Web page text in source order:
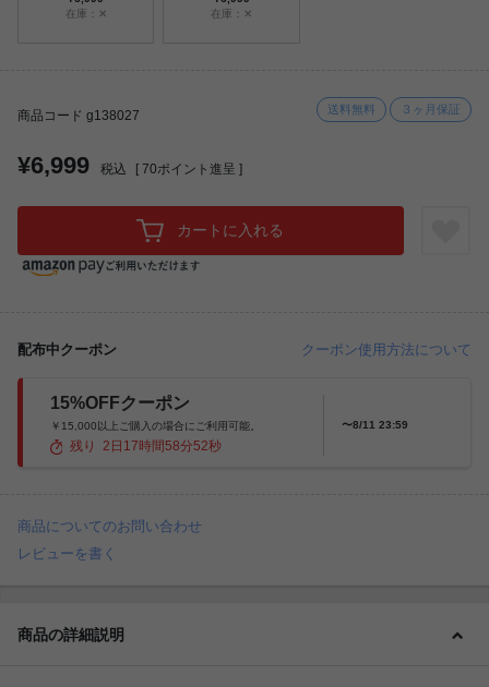
在庫：✕
在庫：✕
商品コード g138027 送料無料 ３ヶ月保証
¥6,999 税込 [ 70ポイント進呈 ]
カートに入れる
配布中クーポン クーポン使用方法について
15%OFFクーポン
￥15,000以上ご購入の場合にご利用可能。
残り 2 日 17 時間58分50秒
〜8/11 23:59
商品についてのお問い合わせ
レビューを書く
商品の詳細説明